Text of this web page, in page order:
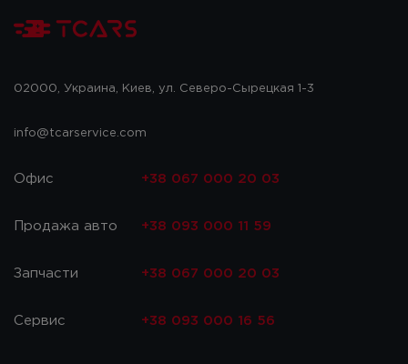
02000, Украина, Киев, ул. Северо-Сырецкая 1-3
info@tcarservice.com
Офис +38 067 000 20 03
Продажа авто +38 093 000 11 59
Запчасти +38 067 000 20 03
Сервис +38 093 000 16 56